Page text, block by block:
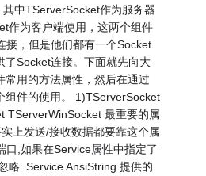
中TServerSocket作为服务器
作为客户端使用，这两个组件
接，但是他们都有一个Socket
了Socket连接。下面就先向大
常用的方法属性，然后在通过
组件的使用。 1)TServerSocket
TServerWinSocket 最重要的属
上发送/接收数据都要靠这个属
口,如果在Service属性中指定了
略. Service AnsiString 提供的